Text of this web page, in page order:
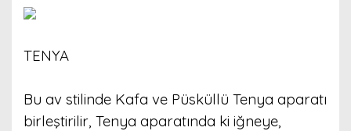
TENYA
Bu av stilinde Kafa ve Püsküllü Tenya aparatı
birleştirilir, Tenya aparatında ki iğneye,